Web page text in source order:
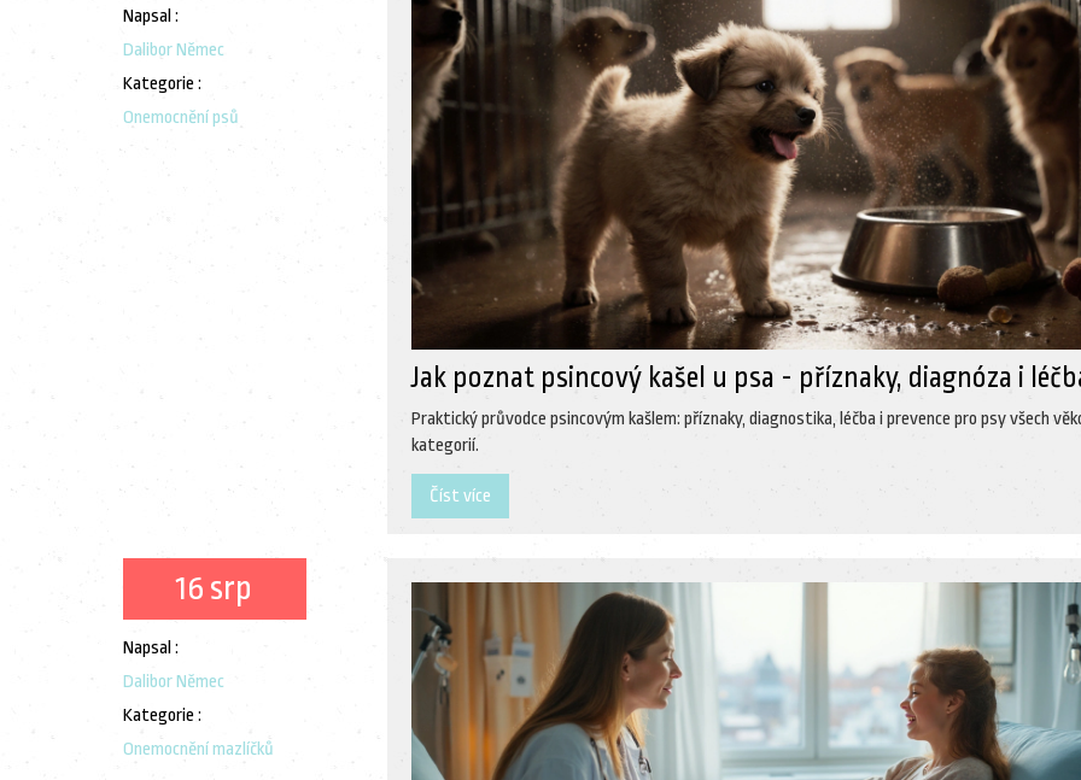
Napsal :
Dalibor Němec
Kategorie :
Onemocnění psů
Jak poznat psincový kašel u psa - příznaky, diagnóza i
Praktický průvodce psincovým kašlem: příznaky, diagnostika, léčba i prevence pro psy všech
kategorií.
Číst více
16 srp
Napsal :
Dalibor Němec
Kategorie :
Onemocnění mazlíčků